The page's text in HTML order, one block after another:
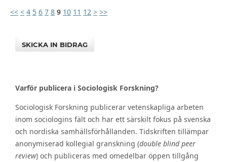
<< < 4 5 6 7 8 9 10 11 12 > >>
SKICKA IN BIDRAG
Varför publicera i Sociologisk Forskning?
Sociologisk Forskning publicerar vetenskapliga arbeten
inom sociologins fält och har ett särskilt fokus på svenska
och nordiska samhällsförhållanden. Tidskriften tillämpar
anonymiserad kollegial granskning (double blind peer
review) och publiceras med omedelbar öppen tillgång